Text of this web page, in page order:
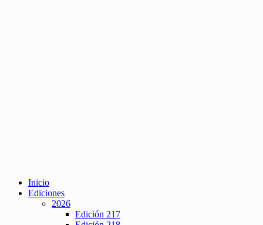
Inicio
Ediciones
2026
Edición 217